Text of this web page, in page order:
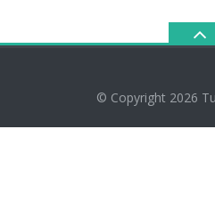
© Copyright 2026